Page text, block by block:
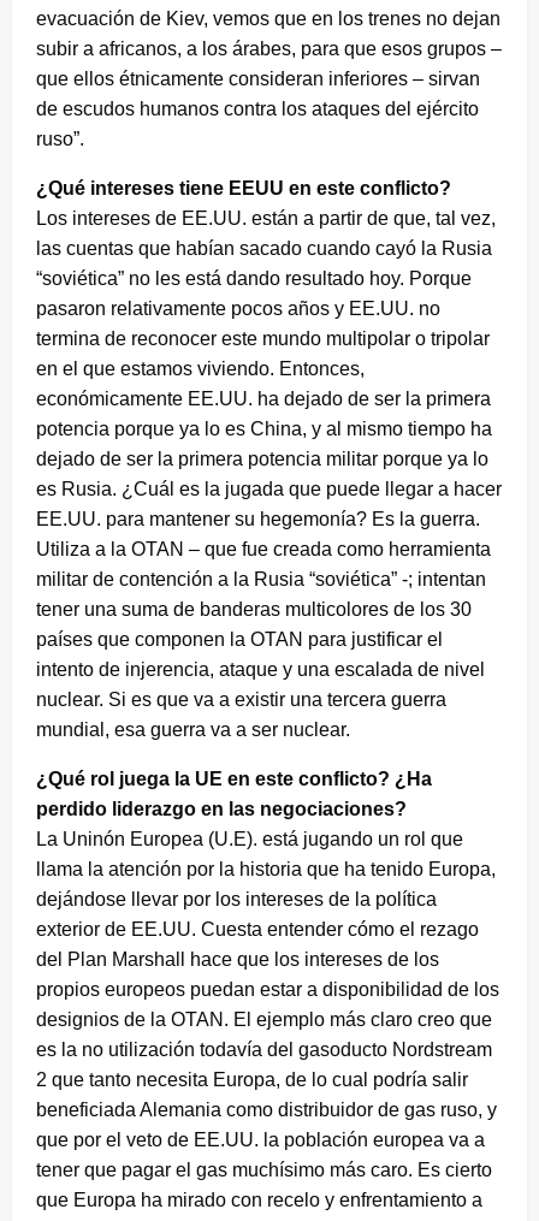
evacuación de Kiev, vemos que en los trenes no dejan
subir a africanos, a los árabes, para que esos grupos –
que ellos étnicamente consideran inferiores – sirvan
de escudos humanos contra los ataques del ejército
ruso”.
¿Qué intereses tiene EEUU en este conflicto?
Los intereses de EE.UU. están a partir de que, tal vez,
las cuentas que habían sacado cuando cayó la Rusia
“soviética” no les está dando resultado hoy. Porque
pasaron relativamente pocos años y EE.UU. no
termina de reconocer este mundo multipolar o tripolar
en el que estamos viviendo. Entonces,
económicamente EE.UU. ha dejado de ser la primera
potencia porque ya lo es China, y al mismo tiempo ha
dejado de ser la primera potencia militar porque ya lo
es Rusia. ¿Cuál es la jugada que puede llegar a hacer
EE.UU. para mantener su hegemonía? Es la guerra.
Utiliza a la OTAN – que fue creada como herramienta
militar de contención a la Rusia “soviética” -; intentan
tener una suma de banderas multicolores de los 30
países que componen la OTAN para justificar el
intento de injerencia, ataque y una escalada de nivel
nuclear. Si es que va a existir una tercera guerra
mundial, esa guerra va a ser nuclear.
¿Qué rol juega la UE en este conflicto? ¿Ha
perdido liderazgo en las negociaciones?
La Uninón Europea (U.E). está jugando un rol que
llama la atención por la historia que ha tenido Europa,
dejándose llevar por los intereses de la política
exterior de EE.UU. Cuesta entender cómo el rezago
del Plan Marshall hace que los intereses de los
propios europeos puedan estar a disponibilidad de los
designios de la OTAN. El ejemplo más claro creo que
es la no utilización todavía del gasoducto Nordstream
2 que tanto necesita Europa, de lo cual podría salir
beneficiada Alemania como distribuidor de gas ruso, y
que por el veto de EE.UU. la población europea va a
tener que pagar el gas muchísimo más caro. Es cierto
que Europa ha mirado con recelo y enfrentamiento a